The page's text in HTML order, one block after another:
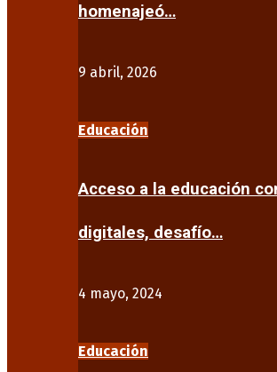
homenajeó…
9 abril, 2026
Educación
Acceso a la educación
digitales, desafío…
4 mayo, 2024
Educación